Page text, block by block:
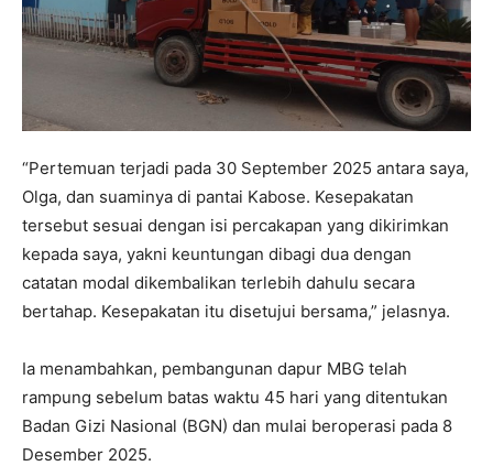
“Pertemuan terjadi pada 30 September 2025 antara saya,
Olga, dan suaminya di pantai Kabose. Kesepakatan
tersebut sesuai dengan isi percakapan yang dikirimkan
kepada saya, yakni keuntungan dibagi dua dengan
catatan modal dikembalikan terlebih dahulu secara
bertahap. Kesepakatan itu disetujui bersama,” jelasnya.
Ia menambahkan, pembangunan dapur MBG telah
rampung sebelum batas waktu 45 hari yang ditentukan
Badan Gizi Nasional (BGN) dan mulai beroperasi pada 8
Desember 2025.